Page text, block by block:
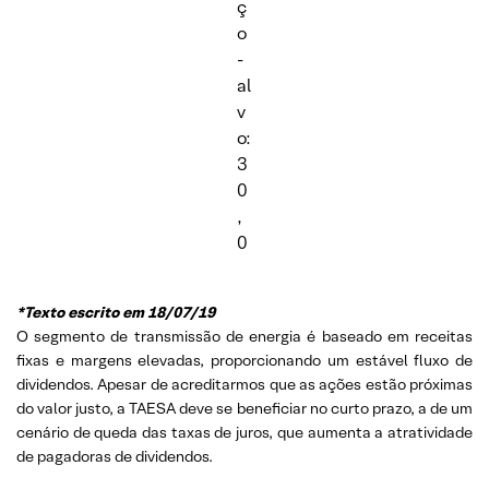
ç
o
-
al
v
o:
3
0
,
0
*Texto escrito em 18/07/19
O segmento de transmissão de energia é baseado em receitas
fixas e margens elevadas, proporcionando um estável fluxo de
dividendos. Apesar de acreditarmos que as ações estão próximas
do valor justo, a TAESA deve se beneficiar no curto prazo, a de um
cenário de queda das taxas de juros, que aumenta a atratividade
de pagadoras de dividendos.